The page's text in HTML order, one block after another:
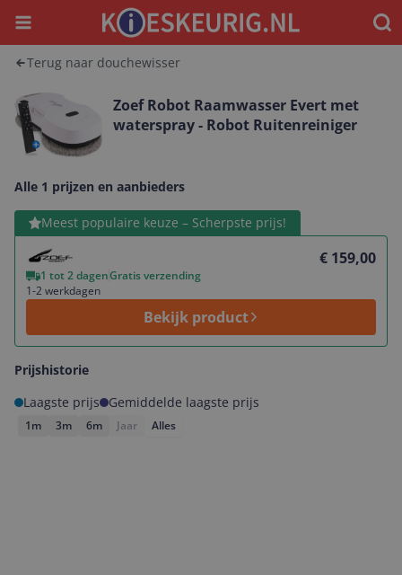
Menu
Terug naar douchewisser
Zoef Robot Raamwasser Evert met
waterspray - Robot Ruitenreiniger
Alle 1 prijzen en aanbieders
Meest populaire keuze – Scherpste prijs!
€ 159,00
1 tot 2 dagenGratis verzending
1-2 werkdagen
Bekijk product
Bekijk product
Prijshistorie
Laagste prijs
Gemiddelde laagste prijs
1m 3m 6m Jaar Alles